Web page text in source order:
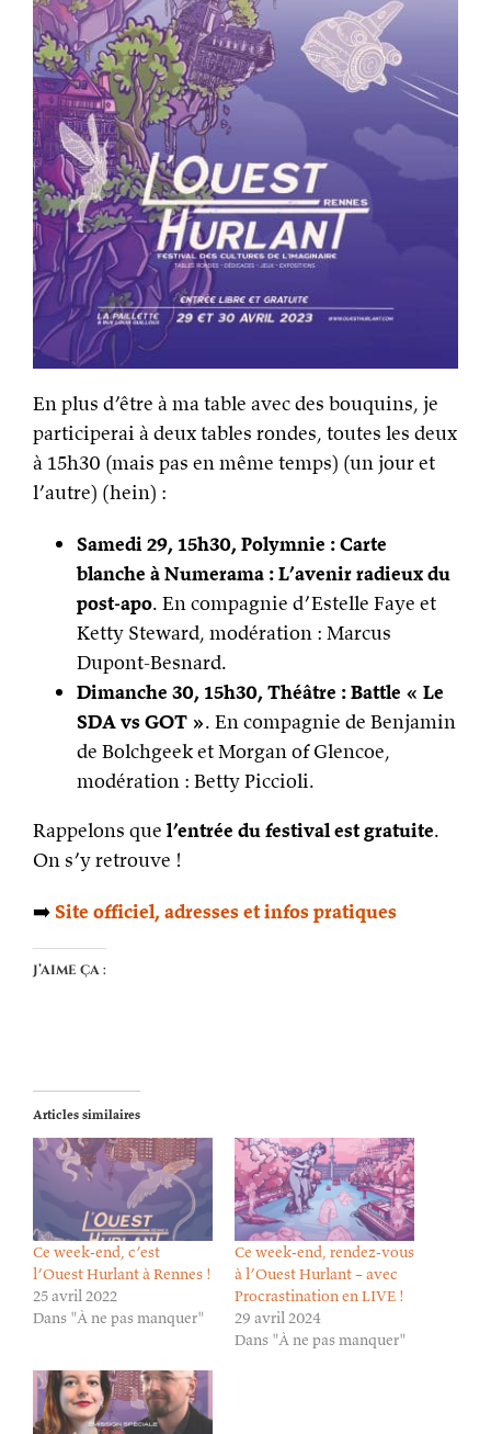
En plus d’être à ma table avec des bouquins, je
participerai à deux tables rondes, toutes les deux
à 15h30 (mais pas en même temps) (un jour et
l’autre) (hein) :
Samedi 29, 15h30, Polymnie : Carte
blanche à Numerama : L’avenir radieux du
post-apo. En compagnie d’Estelle Faye et
Ketty Steward, modération : Marcus
Dupont-Besnard.
Dimanche 30, 15h30, Théâtre : Battle « Le
SDA vs GOT ». En compagnie de Benjamin
de Bolchgeek et Morgan of Glencoe,
modération : Betty Piccioli.
Rappelons que l’entrée du festival est gratuite.
On s’y retrouve !
➡️Site officiel, adresses et infos pratiques
J’aime ça :
Articles similaires
Ce week-end, c’est
l’Ouest Hurlant à Rennes !
25 avril 2022
Dans "À ne pas manquer"
Ce week-end, rendez-vous
à l’Ouest Hurlant – avec
Procrastination en LIVE !
29 avril 2024
Dans "À ne pas manquer"